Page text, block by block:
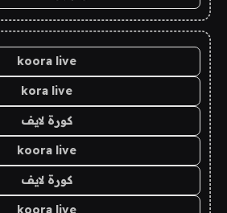
koora live
kora live
كورة لايف
koora live
كورة لايف
koora live